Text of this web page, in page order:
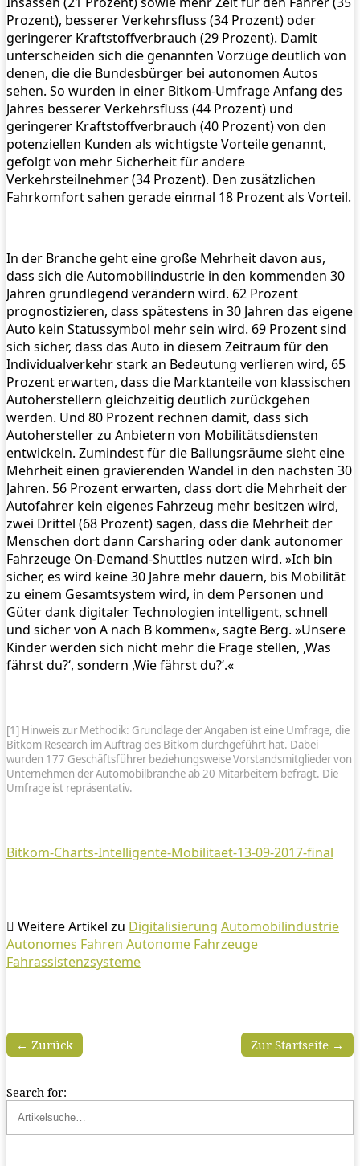
Prozent), besserer Verkehrsfluss (34 Prozent) oder
geringerer Kraftstoffverbrauch (29 Prozent). Damit
unterscheiden sich die genannten Vorzüge deutlich von
denen, die die Bundesbürger bei autonomen Autos
sehen. So wurden in einer Bitkom-Umfrage Anfang des
Jahres besserer Verkehrsfluss (44 Prozent) und
geringerer Kraftstoffverbrauch (40 Prozent) von den
potenziellen Kunden als wichtigste Vorteile genannt,
gefolgt von mehr Sicherheit für andere
Verkehrsteilnehmer (34 Prozent). Den zusätzlichen
Fahrkomfort sahen gerade einmal 18 Prozent als Vorteil.
In der Branche geht eine große Mehrheit davon aus,
dass sich die Automobilindustrie in den kommenden 30
Jahren grundlegend verändern wird. 62 Prozent
prognostizieren, dass spätestens in 30 Jahren das eigene
Auto kein Statussymbol mehr sein wird. 69 Prozent sind
sich sicher, dass das Auto in diesem Zeitraum für den
Individualverkehr stark an Bedeutung verlieren wird, 65
Prozent erwarten, dass die Marktanteile von klassischen
Autoherstellern gleichzeitig deutlich zurückgehen
werden. Und 80 Prozent rechnen damit, dass sich
Autohersteller zu Anbietern von Mobilitätsdiensten
entwickeln. Zumindest für die Ballungsräume sieht eine
Mehrheit einen gravierenden Wandel in den nächsten 30
Jahren. 56 Prozent erwarten, dass dort die Mehrheit der
Autofahrer kein eigenes Fahrzeug mehr besitzen wird,
zwei Drittel (68 Prozent) sagen, dass die Mehrheit der
Menschen dort dann Carsharing oder dank autonomer
Fahrzeuge On-Demand-Shuttles nutzen wird. »Ich bin
sicher, es wird keine 30 Jahre mehr dauern, bis Mobilität
zu einem Gesamtsystem wird, in dem Personen und
Güter dank digitaler Technologien intelligent, schnell
und sicher von A nach B kommen«, sagte Berg. »Unsere
Kinder werden sich nicht mehr die Frage stellen, ,Was
fährst du?‘, sondern ,Wie fährst du?‘.«
[1] Hinweis zur Methodik: Grundlage der Angaben ist eine Umfrage, die
Bitkom Research im Auftrag des Bitkom durchgeführt hat. Dabei
wurden 177 Geschäftsführer beziehungsweise Vorstandsmitglieder von
Unternehmen der Automobilbranche ab 20 Mitarbeitern befragt. Die
Umfrage ist repräsentativ.
Bitkom-Charts-Intelligente-Mobilitaet-13-09-2017-final
Weitere Artikel zu Digitalisierung Automobilindustrie
Autonomes Fahren Autonome Fahrzeuge
Fahrassistenzsysteme
Zur Startseite →
← Zurück
Search for: